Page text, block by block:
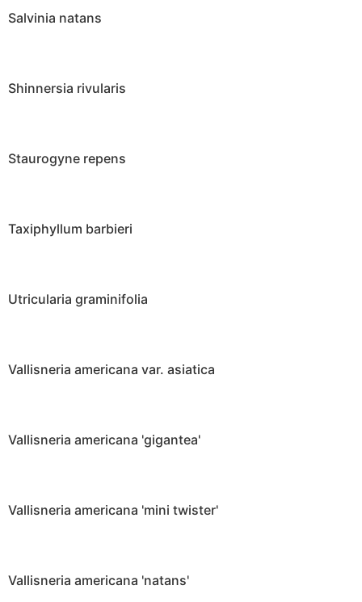
Salvinia natans
Shinnersia rivularis
Staurogyne repens
Taxiphyllum barbieri
Utricularia graminifolia
Vallisneria americana var. asiatica
Vallisneria americana 'gigantea'
Vallisneria americana 'mini twister'
Vallisneria americana 'natans'